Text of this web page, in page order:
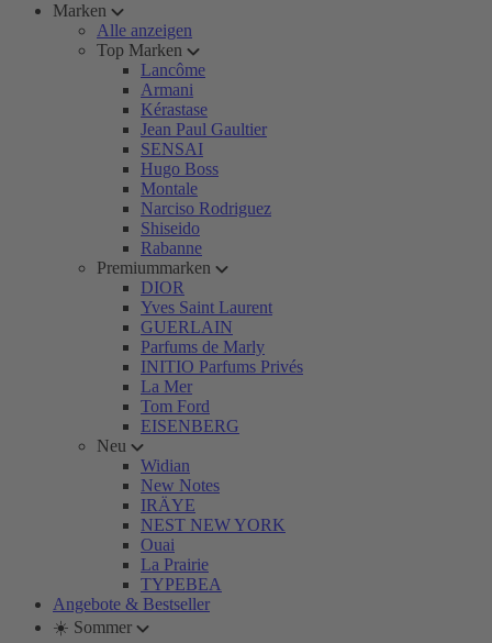
Marken
Alle anzeigen
Top Marken
Lancôme
Armani
Kérastase
Jean Paul Gaultier
SENSAI
Hugo Boss
Montale
Narciso Rodriguez
Shiseido
Rabanne
Premiummarken
DIOR
Yves Saint Laurent
GUERLAIN
Parfums de Marly
INITIO Parfums Privés
La Mer
Tom Ford
EISENBERG
Neu
Widian
New Notes
IRÄYE
NEST NEW YORK
Ouai
La Prairie
TYPEBEA
Angebote & Bestseller
☀️ Sommer